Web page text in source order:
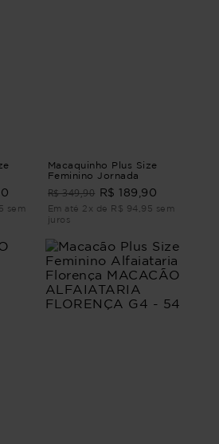
sem
Macaquinho Plus Size
Feminino Jornada
R$ 349,90 R$ 189,90
Em até 2x de R$ 94,95 sem
juros